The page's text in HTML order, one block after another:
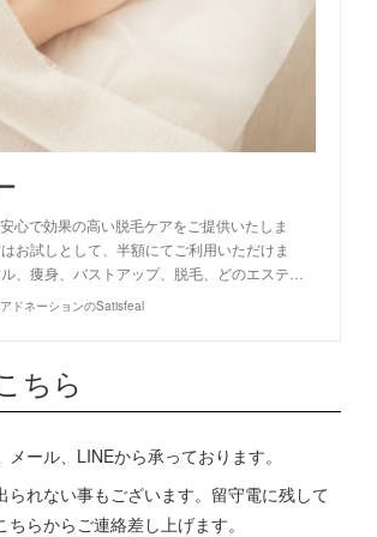
心で効果の高い脱毛ケアをご提供いたしま
お試しとして、半額にてご利用いただけま
、痩身、バストアップ、脱毛、どのエステ…
ドネーションのSatisfeal
ちら
メール、LINEから承っております。
られない事もございます。留守電に残して
らからご連絡差し上げます。